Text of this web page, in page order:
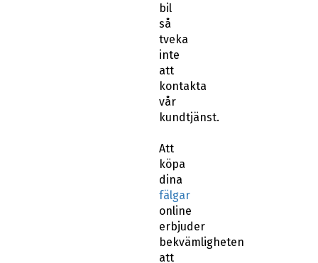
bil
så
tveka
inte
att
kontakta
vår
kundtjänst.
Att
köpa
dina
fälgar
online
erbjuder
bekvämligheten
att